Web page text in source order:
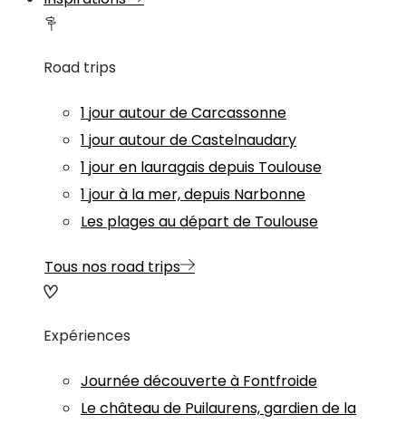
Road trips
1 jour autour de Carcassonne
1 jour autour de Castelnaudary
1 jour en lauragais depuis Toulouse
1 jour à la mer, depuis Narbonne
Les plages au départ de Toulouse
Tous nos road trips
Expériences
Journée découverte à Fontfroide
Le château de Puilaurens, gardien de la